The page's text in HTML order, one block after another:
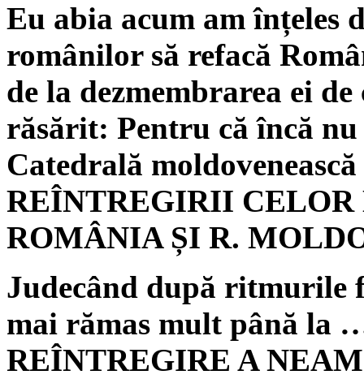
Eu abia acum am înțeles
românilor să refacă
de la dezmembrarea ei
răsărit: Pentru că încă
Catedrală
REÎNTREGIRII CELOR
ROMÂNIA ȘI R.
Judecând după ritmurile
mai rămas mult până la
REÎNTREGIRE A